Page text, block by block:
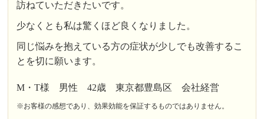
訪ねていただきたいです。
少なくとも私は驚くほど良くなりました。
同じ悩みを抱えている方の症状が少しでも改善するこ
とを切に願います。
M・T様 男性 42歳 東京都豊島区 会社経営
※お客様の感想であり、効果効能を保証するものではありません。